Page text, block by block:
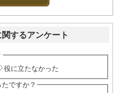
するアンケート
役に立たなかった
ですか？